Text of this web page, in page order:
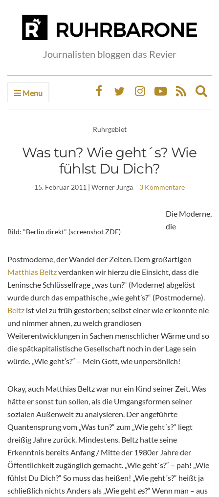
Journalisten bloggen das Revier
Menu
Ruhrgebiet
Was tun? Wie geht´s? Wie
fühlst Du Dich?
15. Februar 2011 | Werner Jurga 3 Kommentare
Bild: "Berlin direkt" (screenshot ZDF)
Die Moderne,
die
Postmoderne, der Wandel der Zeiten. Dem großartigen
Matthias Beltzverdanken wir hierzu die Einsicht, dass die
Leninsche Schlüsselfrage „was tun?“ (Moderne) abgelöst
wurde durch das empathische „wie geht’s?“ (Postmoderne).
Beltz ist viel zu früh gestorben; selbst einer wie er konnte nie
und nimmer ahnen, zu welch grandiosen
Weiterentwicklungen in Sachen menschlicher Wärme und so
die spätkapitalistische Gesellschaft noch in der Lage sein
würde. „Wie geht’s?“ – Mein Gott, wie unpersönlich!
Okay, auch Matthias Beltz war nur ein Kind seiner Zeit. Was
hätte er sonst tun sollen, als die Umgangsformen seiner
sozialen Außenwelt zu analysieren. Der angeführte
Quantensprung vom „Was tun?“ zum „Wie geht´s?“ liegt
dreißig Jahre zurück. Mindestens. Beltz hatte seine
Erkenntnis bereits Anfang / Mitte der 1980er Jahre der
Öffentlichkeit zugänglich gemacht. „Wie geht´s?“ – pah! „Wie
fühlst Du Dich?“ So muss das heißen! „Wie geht´s?“ heißt ja
schließlich nichts Anders als „Wie geht es?“ Wenn man – aus